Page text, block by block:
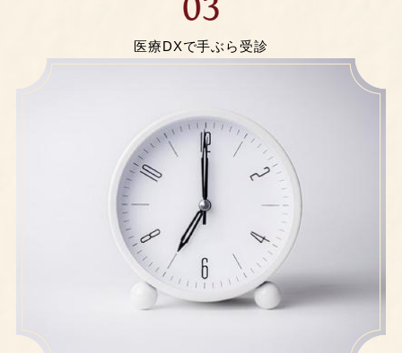
医療DXで手ぶら受診